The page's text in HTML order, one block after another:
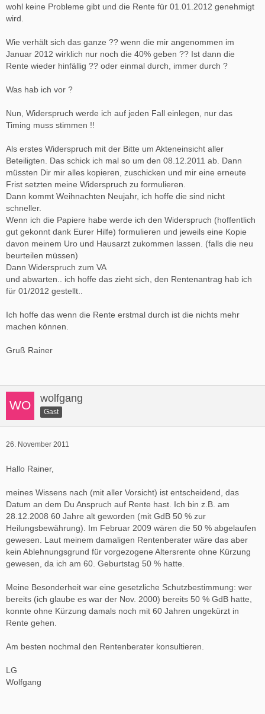
wohl keine Probleme gibt und die Rente für 01.01.2012 genehmigt
wird.
Wie verhält sich das ganze ?? wenn die mir angenommen im
Januar 2012 wirklich nur noch die 40% geben ?? Ist dann die
Rente wieder hinfällig ?? oder einmal durch, immer durch ?
Was hab ich vor ?
Nun, Widerspruch werde ich auf jeden Fall einlegen, nur das
Timing muss stimmen !!
Als erstes Widerspruch mit der Bitte um Akteneinsicht aller
Beteiligten. Das schick ich mal so um den 08.12.2011 ab. Dann
müssten Dir mir alles kopieren, zuschicken und mir eine erneute
Frist setzten meine Widerspruch zu formulieren.
Dann kommt Weihnachten Neujahr, ich hoffe die sind nicht
schneller.
Wenn ich die Papiere habe werde ich den Widerspruch (hoffentlich
gut gekonnt dank Eurer Hilfe) formulieren und jeweils eine Kopie
davon meinem Uro und Hausarzt zukommen lassen. (falls die neu
beurteilen müssen)
Dann Widerspruch zum VA
und abwarten.. ich hoffe das zieht sich, den Rentenantrag hab ich
für 01/2012 gestellt..
Ich hoffe das wenn die Rente erstmal durch ist die nichts mehr
machen können.
Gruß Rainer
wolfgang
Gast
26. November 2011
Hallo Rainer,
meines Wissens nach (mit aller Vorsicht) ist entscheidend, das
Datum an dem Du Anspruch auf Rente hast. Ich bin z.B. am
28.12.2008 60 Jahre alt geworden (mit GdB 50 % zur
Heilungsbewährung). Im Februar 2009 wären die 50 % abgelaufen
gewesen. Laut meinem damaligen Rentenberater wäre das aber
kein Ablehnungsgrund für vorgezogene Altersrente ohne Kürzung
gewesen, da ich am 60. Geburtstag 50 % hatte.
Meine Besonderheit war eine gesetzliche Schutzbestimmung: wer
bereits (ich glaube es war der Nov. 2000) bereits 50 % GdB hatte,
konnte ohne Kürzung damals noch mit 60 Jahren ungekürzt in
Rente gehen.
Am besten nochmal den Rentenberater konsultieren.
LG
Wolfgang